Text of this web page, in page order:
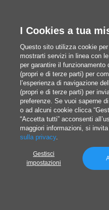
l’innovazione e
Identificare
buyer personas
di orientare ogni
marketing, dal tono
design del prodotto.
Gli strumenti
I Cookies a tua
Questo sito utilizza cookie
mostrarti servizi in linea con
per garantire il
(propri e di terze parti) per
l’esperienza di navigazione
(propri e di terze parti) per
preferenze. Se vuoi saperne
o ad alcuni cookie clicca
“Accetta tutti” acconsenti
maggiori informazioni, si
sulla privacy.
Gestisci
impostazioni